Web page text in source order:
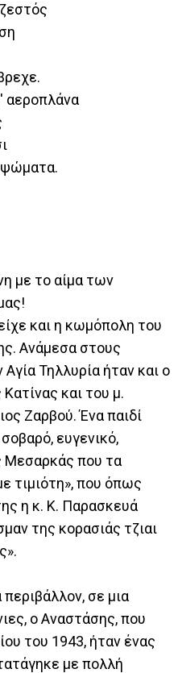
αεροπλάνα
με το αίμα των
και η κωμόπολη του
Ανάμεσα στους
Τηλλυρία ήταν και ο
και του μ.
Ζαρβού. Ένα παιδί
ευγενικό,
Μεσαρκάς που τα
τιμιότη», που όπως
η κ. Κ. Παρασκευά
της κορασιάς τζιαι
σε μια
ο Αναστάσης, που
του 1943, ήταν ένας
με πολλή